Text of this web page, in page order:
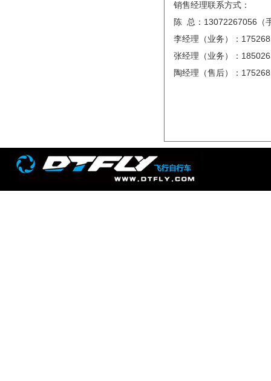
销售经理联系方式：
陈 总：13072267056（
李经理（业务）：
张经理（业务）：
陶经理（售后）：